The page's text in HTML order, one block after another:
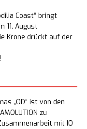
Coast“ bringt
11. August
Krone drückt auf der
„OD“ ist von den
zu
mit IO